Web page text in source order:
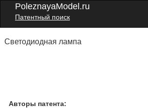
PoleznayaModel.ru
Патентный поиск
Светодиодная лампа
Авторы патента: